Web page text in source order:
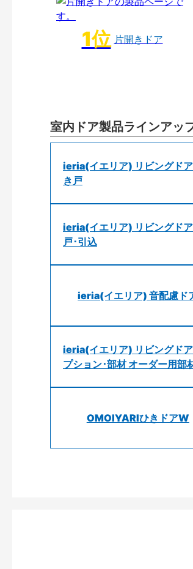
片開きドア
室内ドア製品ラインアッ
ieria(イエリア) リビングドア
き戸
ieria(イエリア) リビングド
戸･引込
ieria(イエリア) 音配慮ド
ieria(イエリア) リビングド
プション･部材 オーダー用部
OMOIYARIひきドアW